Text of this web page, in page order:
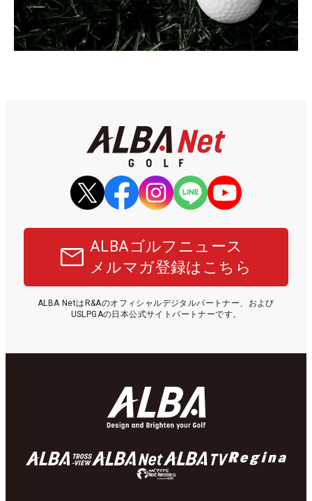
ALBAゴルフニュース
メルマガ登録はこちら
ALBA NetはR&Aのオフィシャルデジタルパートナー、および
USLPGAの日本公式サイトパートナーです。